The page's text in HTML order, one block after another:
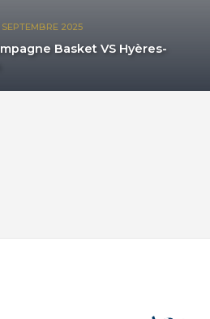
2025
Basket VS Hyères-